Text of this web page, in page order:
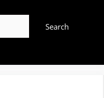
Search